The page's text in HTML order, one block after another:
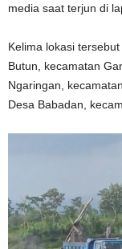
media saat terjun di
Kelima lokasi
Butun, kecamatan
Ngaringan,
Desa Babadan,